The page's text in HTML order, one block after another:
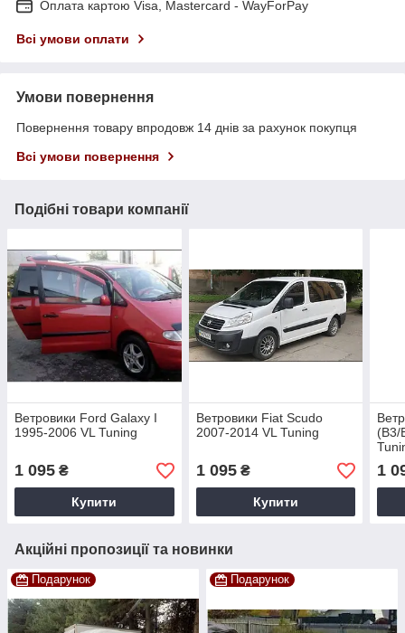
Оплата картою Visa, Mastercard - WayForPay
Всі умови оплати
Умови повернення
Повернення товару впродовж 14 днів за рахунок покупця
Всі умови повернення
Подібні товари компанії
Ветровики Ford Galaxy I
1995-2006 VL Tuning
1 095 ₴
Купити
Ветровики Fiat Scudo
2007-2014 VL Tuning
1 095₴
Купити
(B3/
1
Акційні пропозиції та новинки
Подарунок Подарунок